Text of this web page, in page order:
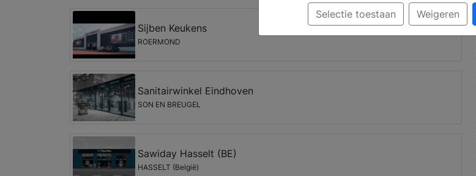
Sijben Keukens
ROERMOND
Sanitairwinkel Eindhoven
SON EN BREUGEL
Sawiday Hasselt (BE)
HASSELT (België)
Selectie toestaan Weigeren